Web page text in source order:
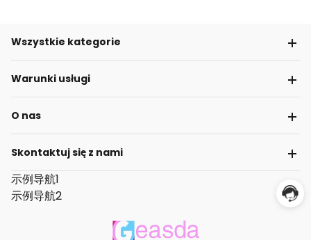
Wszystkie kategorie
Warunki usługi
O nas
Skontaktuj się z nami
示例导航1
示例导航2